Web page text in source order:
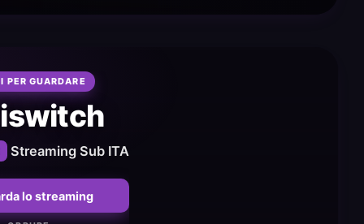
PER GUARDARE
Streaming Sub ITA
lo streaming